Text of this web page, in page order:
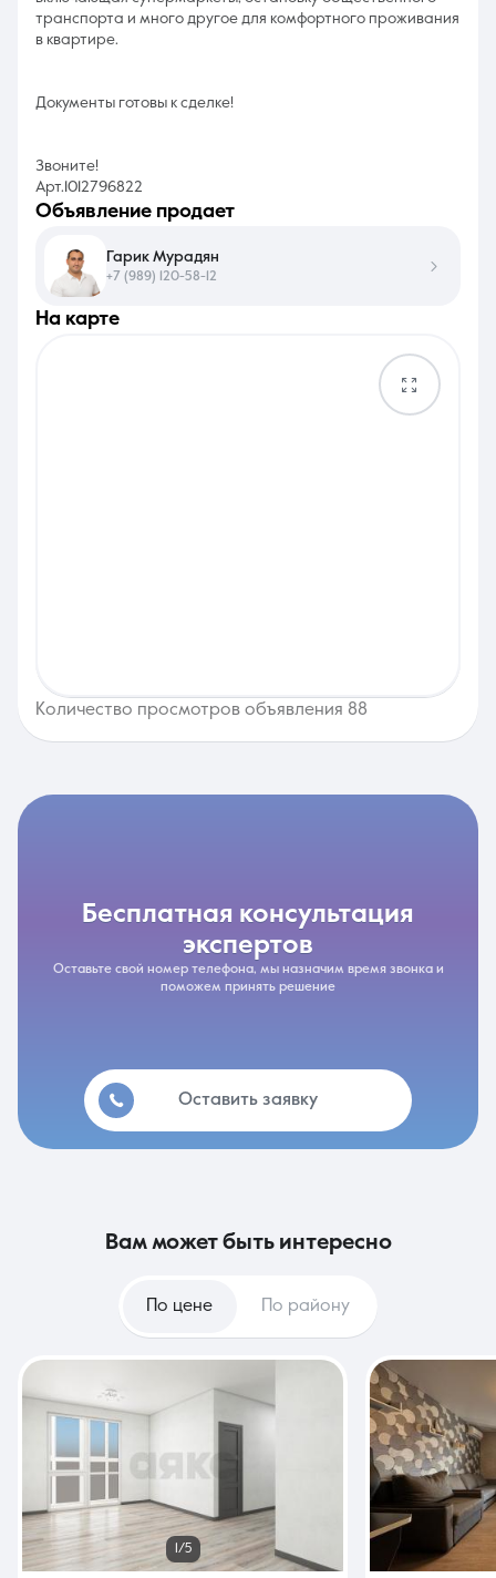
транспорта и много другое для комфортного проживания
в квартире.
Документы готовы к сделке!
Звоните!
Арт.1012796822
на карте
Количество просмотров объявления 88
объявление продает
Гарик Мурадян
+7 (989) 120-58-12
бесплатная консультация
экспертов
Оставьте свой номер телефона, мы назначим время звонка и
поможем принять решение
Оставить заявку
вам может быть интересно
По цене По району
1/5